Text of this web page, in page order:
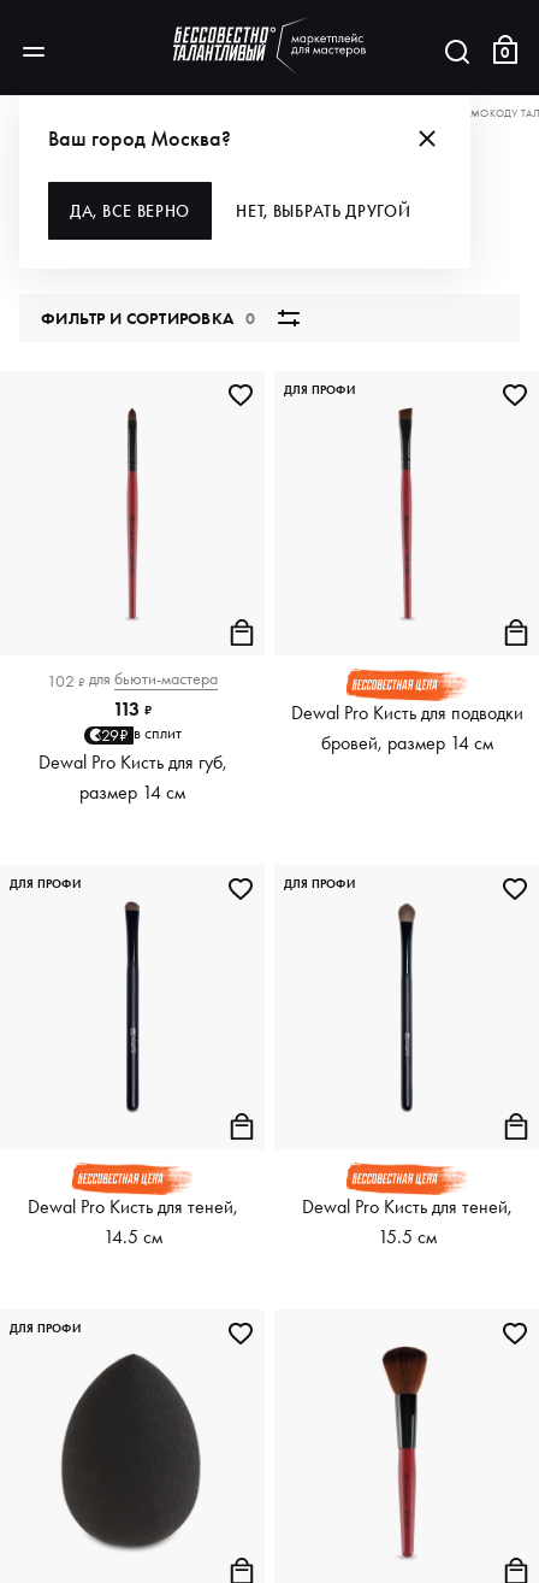
0
Ваш город Москва?
ДА, ВСЕ ВЕРНО НЕТ, ВЫБРАТЬ ДРУГОЙ
ПОЛУЧИ БОЛЬШЕ ВСЕХ ЗА ПЕРВЫЙ ЗАКАЗ! 10% EXTRA-СКИДКА ПО ПРОМОКОДУ
ДЛЯ МАКИЯЖА
ФИЛЬТР И СОРТИРОВКА0
102 ₽ для бьюти-мастера
113 ₽
29₽ в сплит
Dewal Pro Кисть для губ,
размер 14 см
Dewal Pro Кисть для подводки
бровей, размер 14 см
ДЛЯ ПРОФИ
Dewal Pro Кисть для теней,
14.5 см
ДЛЯ ПРОФИ
Dewal Pro Кисть для теней,
15.5 см
ДЛЯ ПРОФИ
ДЛЯ ПРОФИ